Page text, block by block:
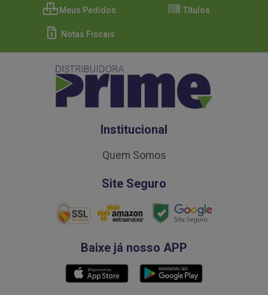
Meus Pedidos Títulos
Notas Fiscais
Institucional
Quem Somos
Site Seguro
Baixe já nosso APP